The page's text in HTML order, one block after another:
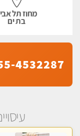
מחוז תל
בת ים
4532287